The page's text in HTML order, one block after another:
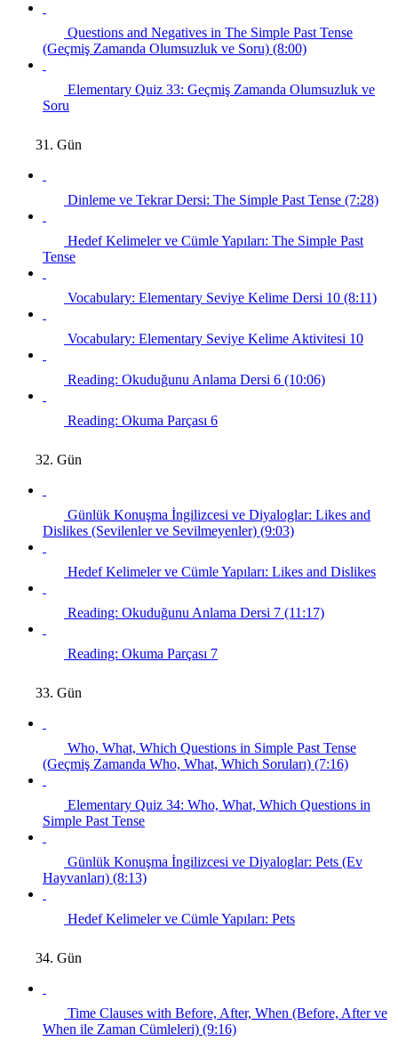
Questions and Negatives in The Simple Past Tense
(Geçmiş Zamanda Olumsuzluk ve Soru) (8:00)
Elementary Quiz 33: Geçmiş Zamanda Olumsuzluk ve
Soru
31. Gün
Dinleme ve Tekrar Dersi: The Simple Past Tense (7:28)
Hedef Kelimeler ve Cümle Yapıları: The Simple Past
Tense
Vocabulary: Elementary Seviye Kelime Dersi 10 (8:11)
Vocabulary: Elementary Seviye Kelime Aktivitesi 10
Reading: Okuduğunu Anlama Dersi 6 (10:06)
Reading: Okuma Parçası 6
32. Gün
Günlük Konuşma İngilizcesi ve Diyaloglar: Likes and
Dislikes (Sevilenler ve Sevilmeyenler) (9:03)
Hedef Kelimeler ve Cümle Yapıları: Likes and Dislikes
Reading: Okuduğunu Anlama Dersi 7 (11:17)
Reading: Okuma Parçası 7
33. Gün
Who, What, Which Questions in Simple Past Tense
(Geçmiş Zamanda Who, What, Which Soruları) (7:16)
Elementary Quiz 34: Who, What, Which Questions in
Simple Past Tense
Günlük Konuşma İngilizcesi ve Diyaloglar: Pets (Ev
Hayvanları) (8:13)
Hedef Kelimeler ve Cümle Yapıları: Pets
34. Gün
Time Clauses with Before, After, When (Before, After ve
When ile Zaman Cümleleri) (9:16)